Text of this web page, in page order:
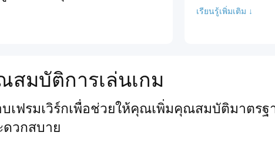
เรียนรู้เพิ่มเติม ↓
มบัติการเล่นเกม
เฟรมเวิร์กเพื่อช่วยให้คุณเพิ่มคุณสมบัติมาตรฐ
วกสบาย